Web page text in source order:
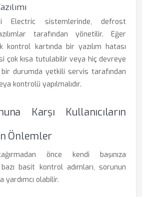
Electric sistemlerinde, defrost
tarafından yönetilir. Eğer
kontrol kartında bir yazılım hatası
çok kısa tutulabilir veya hiç devreye
durumda yetkili servis tarafından
kontrolü yapılmalıdır.
Karşı Kullanıcıların
Önlemler
önce kendi başınıza
basit kontrol adımları, sorunun
yardımcı olabilir.